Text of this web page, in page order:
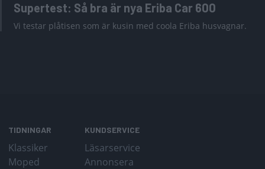
Supertest: Så bra är nya Eriba Car 600
Vi testar plåtisen som är kusin med coola Eriba husvagnar.
TIDNINGAR
Klassiker
Moped
KUNDSERVICE
Läsarservice
Annonsera